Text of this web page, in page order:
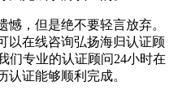
憾，但是绝不要轻言放弃。
以在线咨询弘扬海归认证顾
们专业的认证顾问24小时在
认证能够顺利完成。